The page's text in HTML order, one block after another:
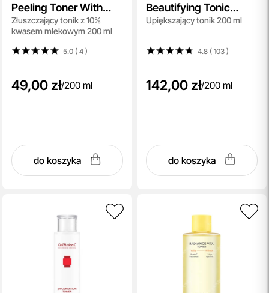
Peeling Toner With
10% Acid
Złuszczający tonik z 10%
kwasem mlekowym 200 ml
5.0 ( 4)
49,00 zł/200 ml
do koszyka
Beautifying Tonic
Lotion
Upiększający tonik 200 ml
4.8 ( 103)
142,00 zł/200 ml
do koszyka